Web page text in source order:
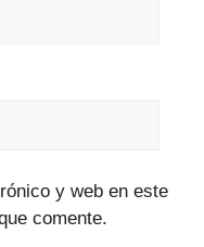
y web en este
comente.